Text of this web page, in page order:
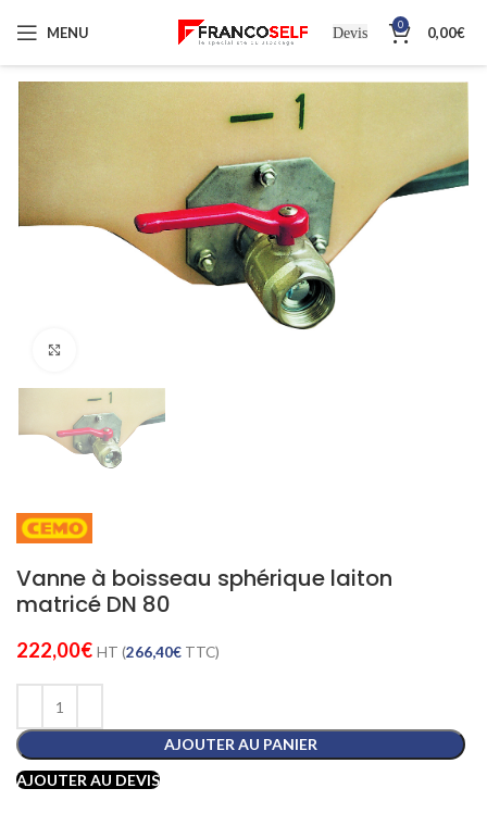
MENU Devis 0 0,00€
Vanne à boisseau sphérique laiton
matricé DN 80
222,00€ HT (266,40€ TTC)
AJOUTER AU PANIER
AJOUTER AU DEVIS